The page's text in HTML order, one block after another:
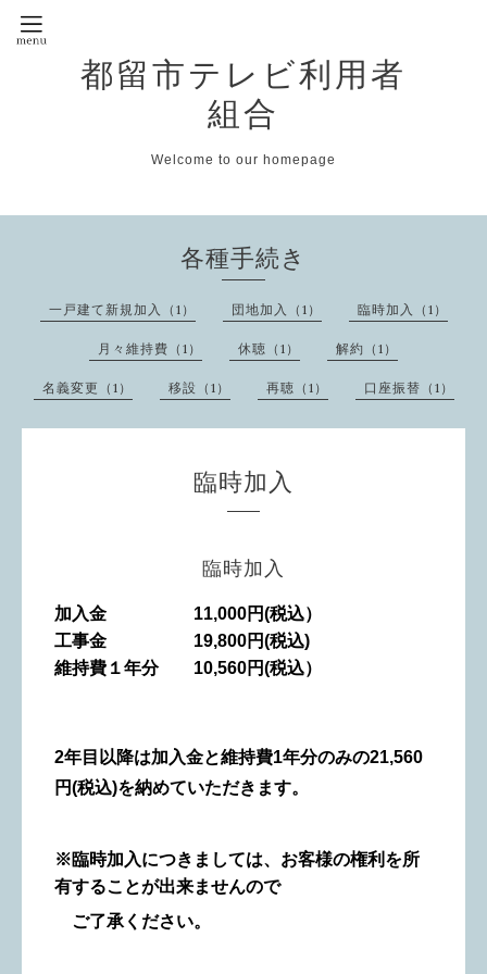
都留市テレビ利用者
組合
Welcome to our homepage
各種手続き
一戸建て新規加入（1） 団地加入（1） 臨時加入（1）
月々維持費（1） 休聴（1） 解約（1）
名義変更（1） 移設（1） 再聴（1） 口座振替（1）
臨時加入
臨時加入
加入金 11,000円(税込）
工事金 19,800円(税込)
維持費１年分 10,560円(税込）
2年目以降は加入金と維持費1年分のみの21,560
円(税込)を納めていただきます。
※臨時加入につきましては、お客様の権利を所
有することが出来ませんので
ご了承ください。